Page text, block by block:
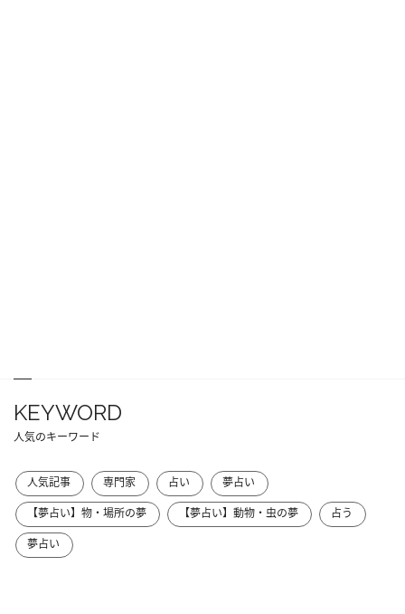
KEYWORD
人気のキーワード
人気記事 専門家 占い
夢占い
【夢占い】物・場所の夢
【夢占い】動物・虫の夢
占う
夢占い